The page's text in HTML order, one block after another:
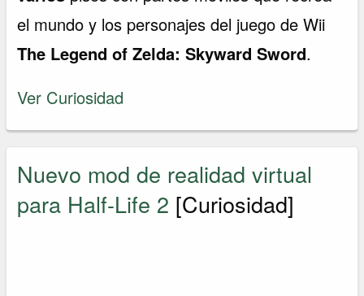
el mundo y los personajes del juego de Wii
The Legend of Zelda: Skyward Sword.
Ver Curiosidad
Nuevo mod de realidad virtual
para Half-Life 2 [Curiosidad]